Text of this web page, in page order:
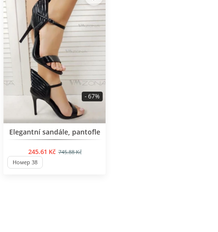
BESTSELLER
Elegantní sandále, pantofle
245.61 Kč 745.88 Kč
- 67%
Номер 38